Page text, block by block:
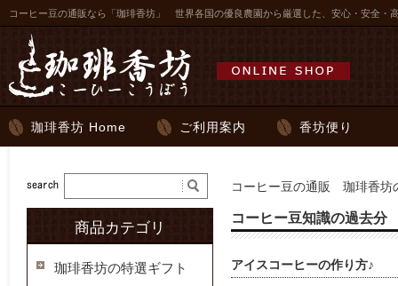
コーヒー豆の通販なら「珈琲香坊」 世界各国の優良農園から厳選した、安心・安全・
珈琲香坊 Home ご利用案内 香坊便り
コーヒー豆の通販 珈琲香坊
コーヒー豆知識の過去分
アイスコーヒーの作り方♪
商品カテゴリ
珈琲香坊の特選ギフト